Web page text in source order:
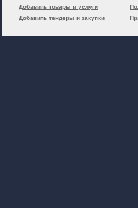
Добавить товары и услуги
Добавить тендеры и закупки